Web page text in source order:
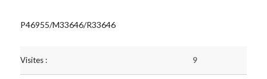
P46955/M33646/R33646
Visites : 9